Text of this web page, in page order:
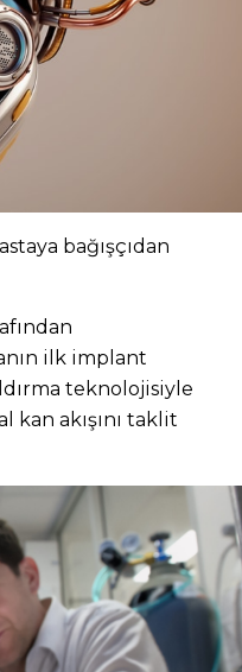
bağışçıdan
ilk implant
teknolojisiyle
kan akışını taklit